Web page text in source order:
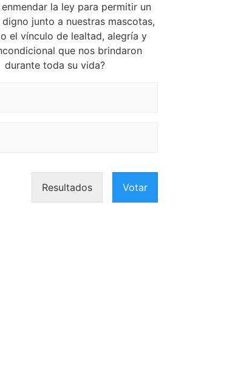
la ley para permitir un
junto a nuestras mascotas,
el vínculo de lealtad, alegría y
que nos brindaron
durante toda su vida?
Resultados Votar